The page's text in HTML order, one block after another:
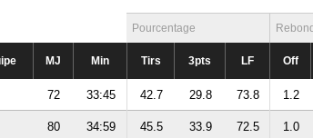
Pourcentage
MJ Min Tirs 3pts LF Off
72 33:45 42.7 29.8 73.8 1.2
80 34:59 45.5 33.9 72.5 1.0